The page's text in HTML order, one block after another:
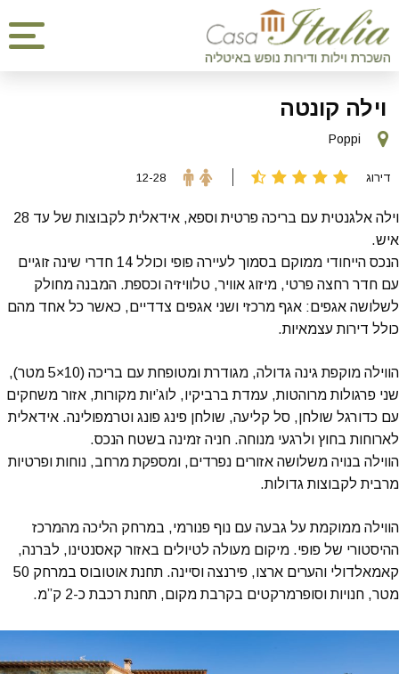
וילה קונטה
דירוג 12-28
Poppi
וילה אלגנטית עם בריכה פרטית וספא, אידאלית לקבוצות של עד 28
איש.
הנכס הייחודי ממוקם בסמוך לעיירה פופי וכולל 14 חדרי שינה זוגיים
עם חדר רחצה פרטי, מיזוג אוויר, טלוויזיה וכספת. המבנה מחולק
לשלושה אגפים: אגף מרכזי ושני אגפים צדדיים, כאשר כל אחד מהם
כולל דירות עצמאיות.
הווילה מוקפת גינה גדולה, מגודרת ומטופחת עם בריכה (10×5 מטר),
שני פרגולות מרוהטות, עמדת ברביקיו, לוג’יות מקורות, אזור משחקים
עם כדורגל שולחן, סל קליעה, שולחן פינג פונג וטרמפולינה. אידאלית
לארוחות בחוץ ולרגעי מנוחה. חניה זמינה בשטח הנכס.
הווילה בנויה משלושה אזורים נפרדים, ומספקת מרחב, נוחות ופרטיות
מרבית לקבוצות גדולות.
הווילה ממוקמת על גבעה עם נוף פנורמי, במרחק הליכה מהמרכז
ההיסטורי של פופי. מיקום מעולה לטיולים באזור קאסנטינו, לבּרנה,
קאמאלדולי והערים ארצו, פירנצה וסיינה. תחנת אוטובוס במרחק 50
מטר, חנויות וסופרמרקטים בקרבת מקום, תחנת רכבת כ-2 ק”מ.